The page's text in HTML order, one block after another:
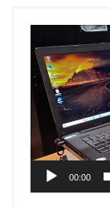
vidéo
00:00